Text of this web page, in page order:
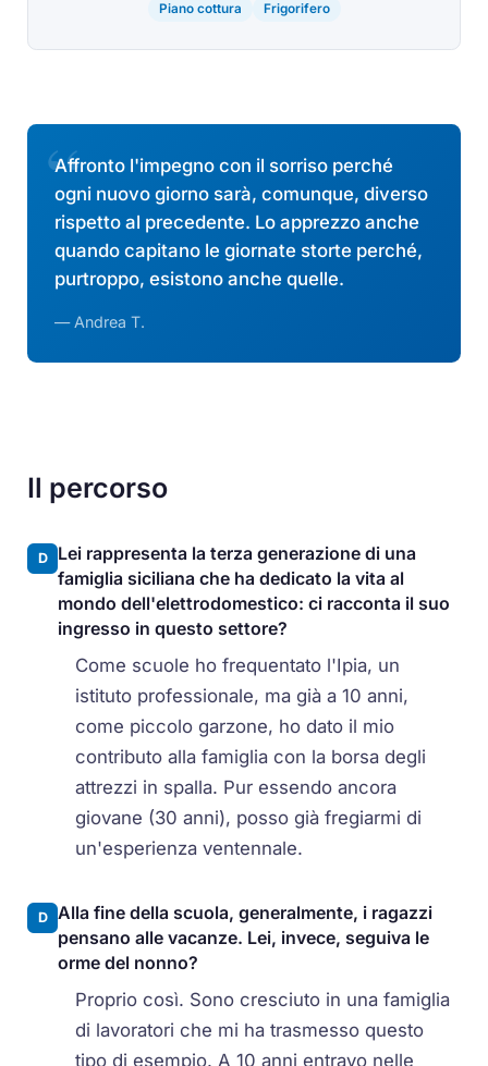
Piano cottura
Frigorifero
Affronto l'impegno con il sorriso perché
ogni nuovo giorno sarà, comunque, diverso
rispetto al precedente. Lo apprezzo anche
quando capitano le giornate storte perché,
purtroppo, esistono anche quelle.
— Andrea T.
Il percorso
D
Lei rappresenta la terza generazione di una
famiglia siciliana che ha dedicato la vita al
mondo dell'elettrodomestico: ci racconta il suo
ingresso in questo settore?
Come scuole ho frequentato l'Ipia, un
istituto professionale, ma già a 10 anni,
come piccolo garzone, ho dato il mio
contributo alla famiglia con la borsa degli
attrezzi in spalla. Pur essendo ancora
giovane (30 anni), posso già fregiarmi di
un'esperienza ventennale.
D
Alla fine della scuola, generalmente, i ragazzi
pensano alle vacanze. Lei, invece, seguiva le
orme del nonno?
Proprio così. Sono cresciuto in una famiglia
di lavoratori che mi ha trasmesso questo
tipo di esempio. A 10 anni entravo nelle